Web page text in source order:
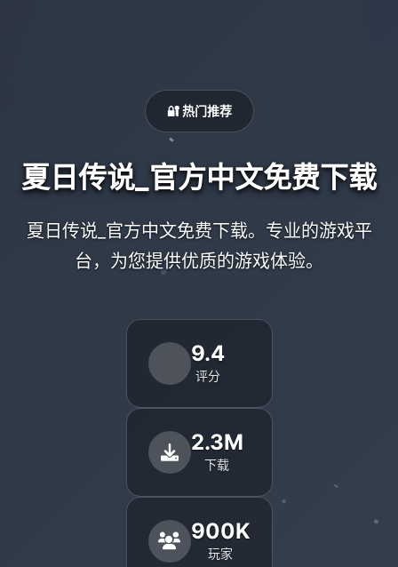
🔐 热门推荐
夏日传说_官方中文免费下载
夏日传说_官方中文免费下载。专业的游戏平
台，为您提供优质的游戏体验。
9.4
评分
2.3M
下载
900K
玩家